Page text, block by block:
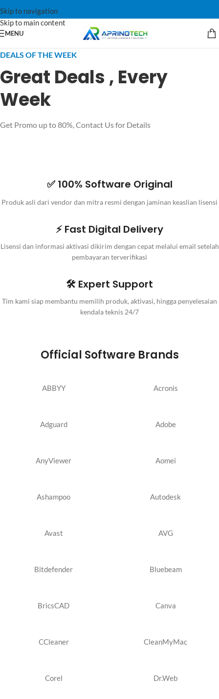
Skip to navigation
Skip to main content
MENU
DEALS OF THE WEEK
Great Deals , Every
Week
Get Promo up to 80%, Contact Us for Details
✅ 100% Software Original
Produk asli dari vendor dan mitra resmi dengan jaminan keaslian lisensi
⚡ Fast Digital Delivery
Lisensi dan informasi aktivasi dikirim dengan cepat melalui email setelah
pembayaran terverifikasi
🛠️ Expert Support
Tim kami siap membantu memilih produk, aktivasi, hingga penyelesaian
kendala teknis 24/7
Official Software Brands
ABBYY Acronis
Adguard Adobe
AnyViewer Aomei
Ashampoo Autodesk
Avast AVG
Bitdefender Bluebeam
BricsCAD Canva
CCleaner CleanMyMac
Corel Dr.Web